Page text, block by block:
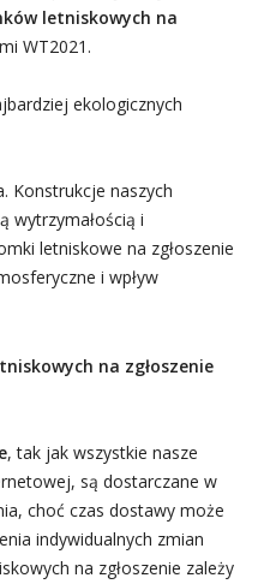
letniskowych na
WT2021.
ekologicznych
Konstrukcje naszych
wytrzymałością i
letniskowe na zgłoszenie
i wpływ
na zgłoszenie
, tak jak wszystkie nasze
są dostarczane w
choć czas dostawy może
indywidualnych zmian
na zgłoszenie zależy